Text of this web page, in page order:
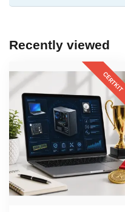
Recently viewed
CERTKIT